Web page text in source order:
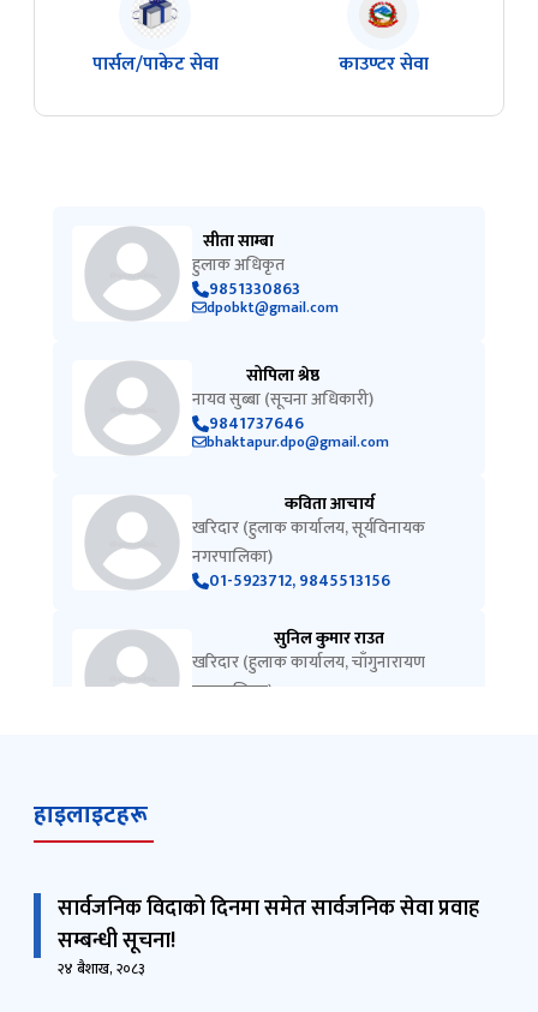
पार्सल/पाकेट सेवा काउण्टर सेवा
सीता साम्बा
हुलाक अधिकृत
9851330863
dpobkt@gmail.com
सोपिला श्रेष्ठ
नायव सुब्बा (सूचना अधिकारी)
9841737646
bhaktapur.dpo@gmail.com
कविता आचार्य
खरिदार (हुलाक कार्यालय, सूर्यविनायक
नगरपालिका)
01-5923712, 9845513156
सुनिल कुमार राउत
खरिदार (हुलाक कार्यालय, चाँगुनारायण
नगरपालिका)
हाइलाइटहरू
सार्वजनिक विदाको दिनमा समेत सार्वजनिक सेवा प्रवाह
सम्बन्धी सूचना!
२४ बैशाख, २०८३